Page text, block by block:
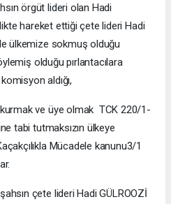
örgüt lideri olan Hadi
hareket ettiği çete lideri Hadi
ülkemize sokmuş olduğu
olduğu pırlantacılara
komisyon aldığı,
ve üye olmak TCK 220/1-
tabi tutmaksızın ülkeye
Mücadele kanunu3/1
çete lideri Hadi GÜLROOZİ